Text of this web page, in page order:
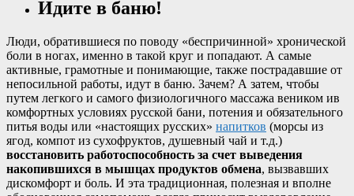
Идите в баню!
Люди, обратившиеся по поводу «беспричинной» хронической
боли в ногах, именно в такой круг и попадают. А самые
активные, грамотные и понимающие, также пострадавшие от
непосильной работы, идут в баню. Зачем? А затем, чтобы
путем легкого и самого физиологичного массажа веником ив
комфортных условиях русской бани, потения и обязательного
питья воды или «настоящих русских» напитков (морсы из
ягод, компот из сухофруктов, душевный чай и т.д.)
восстановить работоспособность за счет выведения
накопившихся в мышцах продуктов обмена, вызвавших
дискомфорт и боль. И эта традиционная, полезная и вполне